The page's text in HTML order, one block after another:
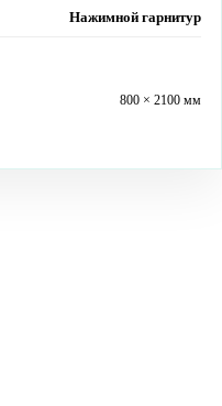
Нажимной гарнитур
800 × 2100 мм